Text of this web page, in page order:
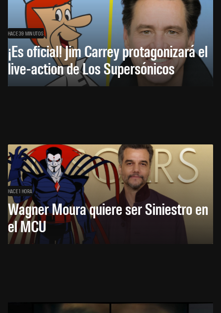
HACE 39 MINUTOS
¡Es oficial! Jim Carrey protagonizará el
live-action de Los Supersónicos
HACE 1 HORA
Wagner Moura quiere ser Siniestro en
el MCU